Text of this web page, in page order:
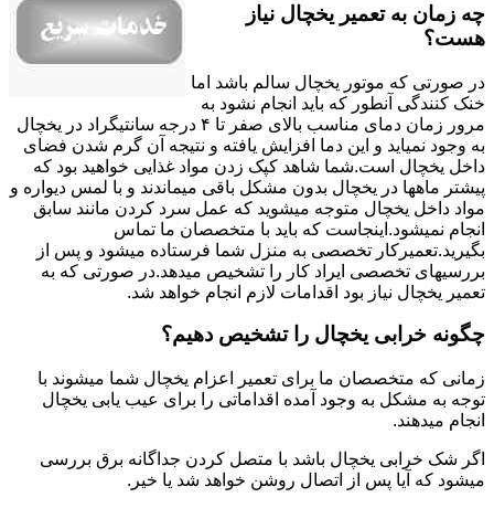
چه زمان به تعمیر یخچال نیاز
هست؟
در صورتی که موتور یخچال سالم باشد اما
خنک کنندگی آنطور که باید انجام نشود به
مرور زمان دمای مناسب بالای صفر تا ۴ درجه سانتیگراد در یخچال
به وجود نمیاید و این دما افزایش یافته و نتیجه آن گرم شدن فضای
داخل یخچال است.شما شاهد کپک زدن مواد غذایی خواهید بود که
پیشتر ماهها در یخچال بدون مشکل باقی میماندند و با لمس دیواره و
مواد داخل یخچال متوجه میشوید که عمل سرد کردن مانند سابق
انجام نمیشود.اینجاست که باید با متخصصان ما تماس
بگیرید.تعمیرکار تخصصی به منزل شما فرستاده میشود و پس از
بررسیهای تخصصی ایراد کار را تشخیص میدهد.در صورتی که به
تعمیر یخچال نیاز بود اقدامات لازم انجام خواهد شد.
چگونه خرابی یخچال را تشخیص دهیم؟
زمانی که متخصصان ما برای تعمیر اعزام یخچال شما میشوند با
توجه به مشکل به وجود آمده اقداماتی را برای عیب یابی یخچال
انجام میدهند.
اگر شک خرابی یخچال باشد با متصل کردن جداگانه برق بررسی
میشود که آیا پس از اتصال روشن خواهد شد یا خیر.